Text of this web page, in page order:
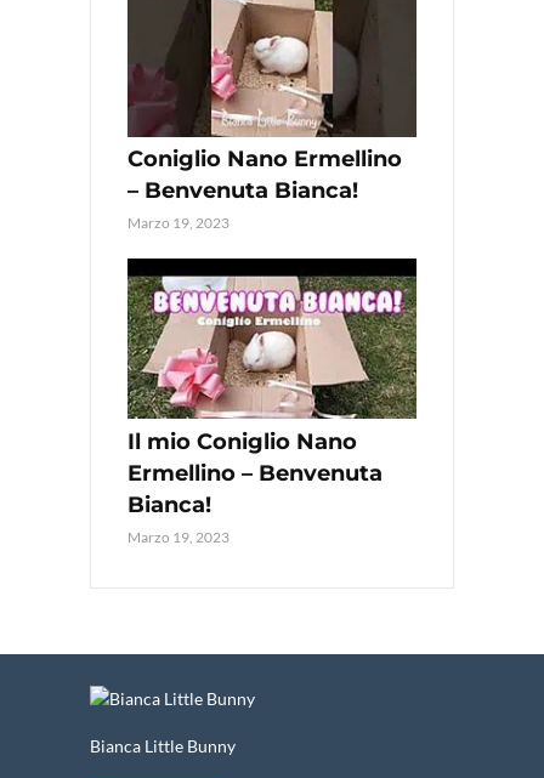
Coniglio Nano Ermellino
– Benvenuta Bianca!
Marzo 19, 2023
Il mio Coniglio Nano
Ermellino – Benvenuta
Bianca!
Marzo 19, 2023
Bianca Little Bunny